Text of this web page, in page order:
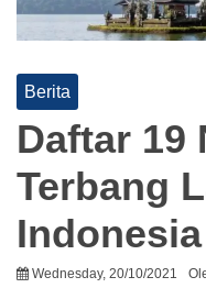
Berita
Daftar 19
Terbang
Indonesia
Wednesday, 20/10/2021